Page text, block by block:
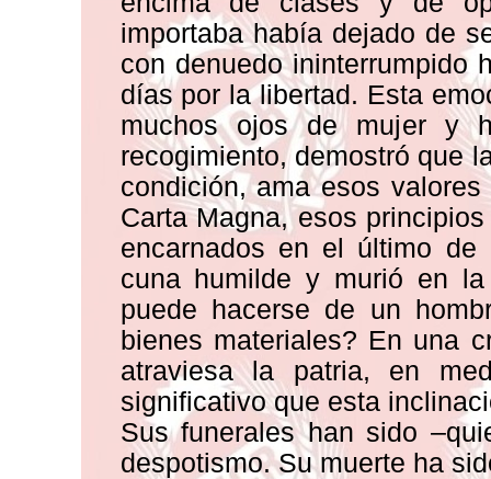
importaba había dejado de
con denuedo ininterrumpido
días por la libertad. Esta
muchos ojos de mujer y
recogimiento, demostró que
condición, ama esos
Carta Magna, esos
encarnados en el último
cuna humilde y murió en
puede hacerse de un
bienes materiales? En una
atraviesa la patria, en
significativo que esta
Sus funerales han sido
despotismo. Su muerte ha